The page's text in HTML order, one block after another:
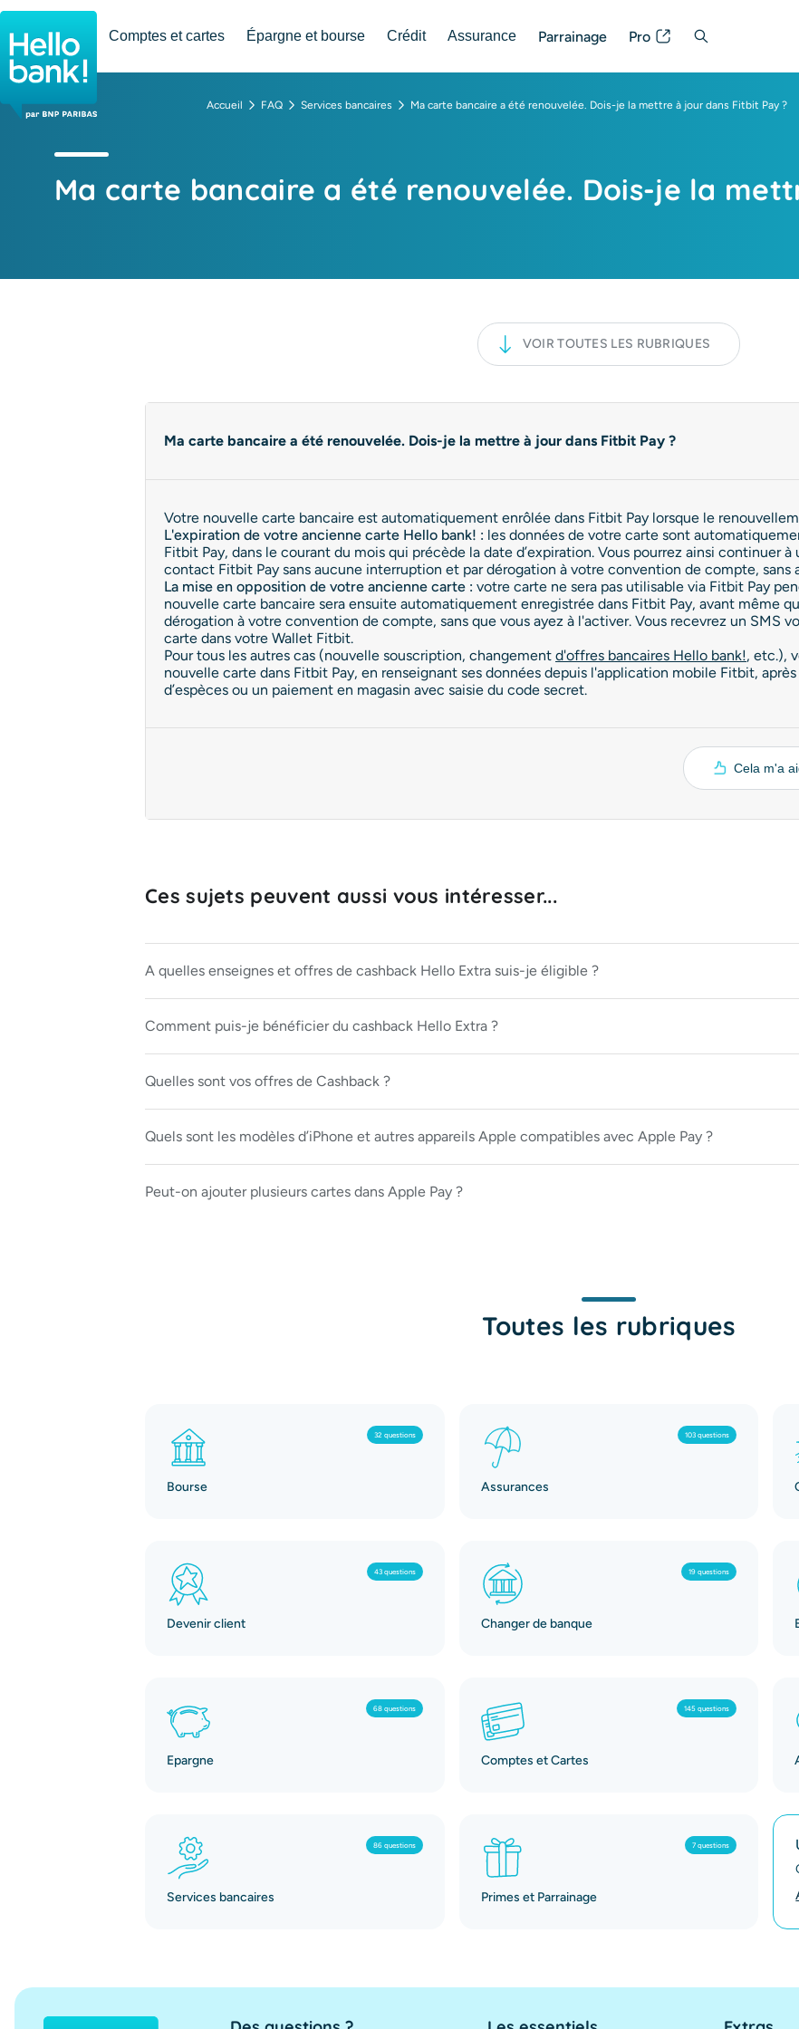
Hello bank! la banque en ligne de BNP Paribas
Comptes et cartes Épargne et bourse Crédit Assurance Parrainage Pro Posez votre
Accueil FAQ Services bancaires Ma carte bancaire a été renouvelée. Dois-je la mettre à jour dans Fitbit Pay ?
Ma carte bancaire a été renouvelée. Dois-je la
VOIR TOUTES LES RUBRIQUES
Ma carte bancaire a été renouvelée. Dois-je la mettre à jour dans Fitbit Pay ?
Votre nouvelle carte bancaire est automatiquement enrôlée dans Fitbit Pay lorsque le
L'expiration de votre ancienne carte Hello bank! : les données de votre carte sont
Fitbit Pay, dans le courant du mois qui précède la date d’expiration. Vous pourrez ainsi continuer
contact Fitbit Pay sans aucune interruption et par dérogation à votre convention de compte, sans
La mise en opposition de votre ancienne carte : votre carte ne sera pas utilisable via Fitbit Pay
nouvelle carte bancaire sera ensuite automatiquement enregistrée dans Fitbit Pay, avant même
dérogation à votre convention de compte, sans que vous ayez à l'activer. Vous recevrez un SMS
carte dans votre Wallet Fitbit.
Pour tous les autres cas (nouvelle souscription, changement d'offres bancaires Hello bank!, etc.),
nouvelle carte dans Fitbit Pay, en renseignant ses données depuis l'application mobile Fitbit,
d’espèces ou un paiement en magasin avec saisie du code secret.
Cela m'a
Ces sujets peuvent aussi vous intéresser...
A quelles enseignes et offres de cashback Hello Extra suis-je éligible ?
Comment puis-je bénéficier du cashback Hello Extra ?
Quelles sont vos offres de Cashback ?
Quels sont les modèles d’iPhone et autres appareils Apple compatibles avec Apple Pay ?
Peut-on ajouter plusieurs cartes dans Apple Pay ?
Toutes les rubriques
32 questions
Bourse
103 questions
Assurances
43 questions
Devenir client
19 questions
Changer de banque
68 questions
Epargne
145 questions
Comptes et Cartes
86 questions
Services bancaires
7 questions
Primes et Parrainage